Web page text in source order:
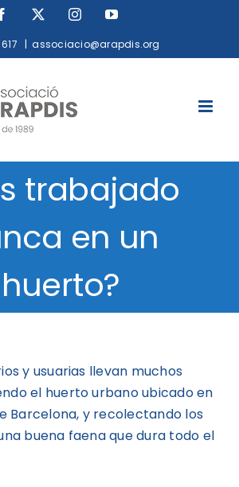
Facebook InstagramYouTube
| associacio@arapdis.org
trabajado
en un
huerto?
y usuarias llevan muchos
el huerto urbano ubicado en
Barcelona, y recolectando los
buena faena que dura todo el